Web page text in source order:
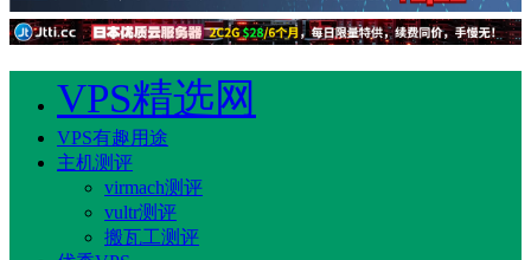
VPS精选网
VPS有趣用途
主机测评
virmach测评
vultr测评
搬瓦工测评